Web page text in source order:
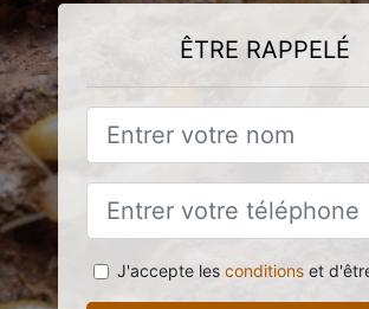
ÊTRE RAPPELÉ
J'accepte les conditionset